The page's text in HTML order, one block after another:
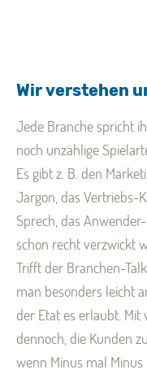
Wir verstehen
Jede Branche spricht
noch unzählige
Es gibt z. B. den
Jargon, das Vertriebs-
Sprech, das
schon recht verzwickt
Trifft der Branchen-
man besonders leicht
der Etat es erlaubt. Mit
dennoch, die Kunden
wenn Minus mal Minus